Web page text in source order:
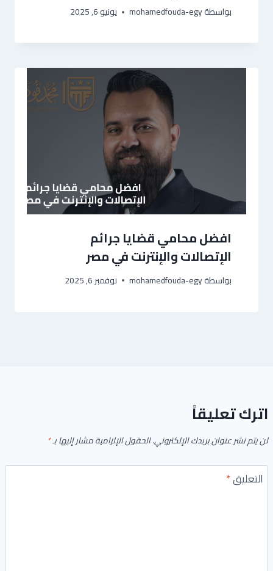
بواسطةmohamedfouda-egy يونيو 6, 2025
افضل محامي قضايا جرائم
الإتصالات والإنترنت في مصر
بواسطةmohamedfouda-egy نوفمبر 6, 2025
اترك تعليقاً
لن يتم نشر عنوان بريدك الإلكتروني.الحقول الإلزامية مشار إليها بـ*
التعليق*